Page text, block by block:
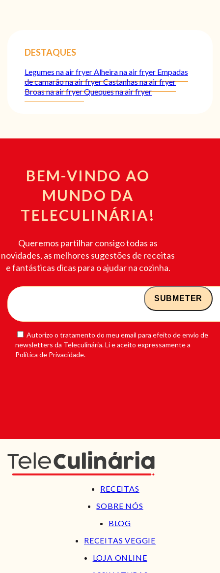
DESTAQUES
Legumes na air fryer Alheira na air fryer Empadas
de camarão na air fryerCastanhas na air fryer
Broas na air fryerQueques na air fryer
BEM-VINDO AO
MUNDO DA
TELECULINÁRIA!
Queremos partilhar consigo todas as
novidades, as melhores sugestões de receitas
e fantásticas dicas para o ajudar na cozinha.
Autorizo o tratamento do meu email para efeito de envio de
newsletters da Teleculinária. Li e aceito expressamente a
Política de Privacidade.
RECEITAS
SOBRE NÓS
BLOG
RECEITAS VEGGIE
LOJA ONLINE